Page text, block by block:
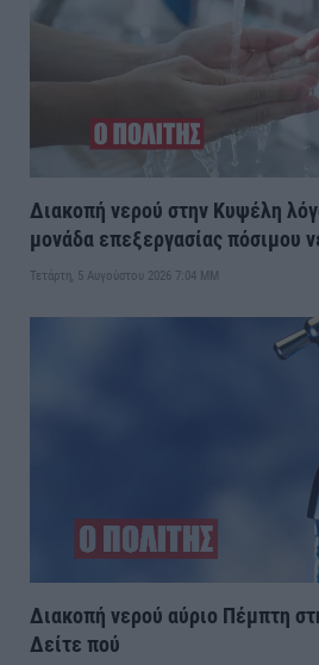
Διακοπή νερού στην Κυψέλη
μονάδα επεξεργασίας πόσιμου
Τετάρτη, 5 Αυγούστου 2026 7:04 ΜΜ
Διακοπή νερού αύριο Πέμπτη
Δείτε πού